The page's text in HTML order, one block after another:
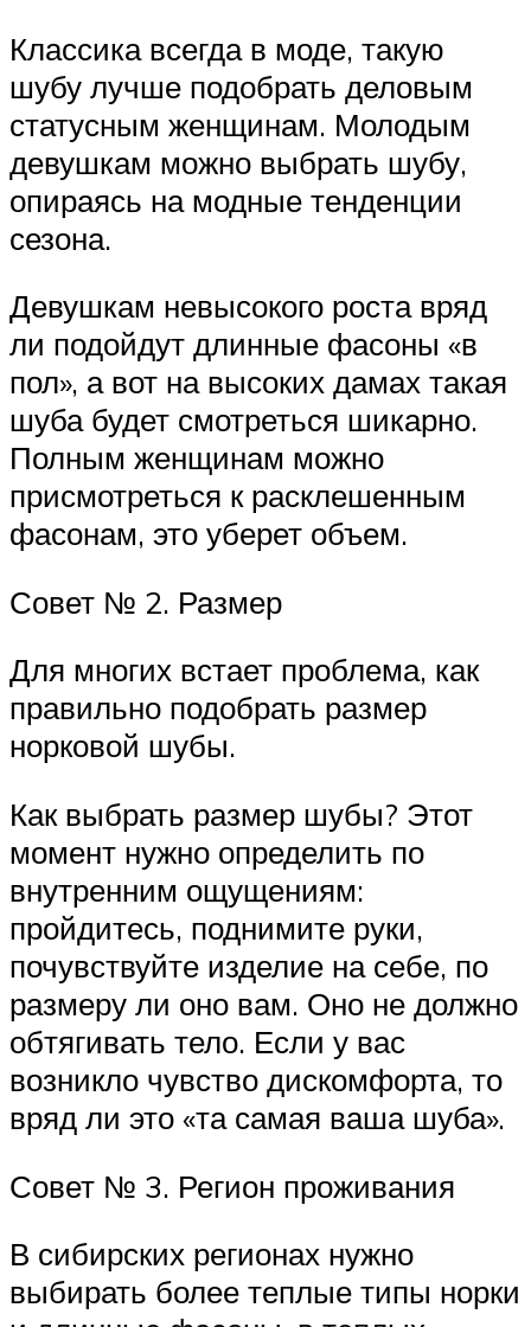
Классика всегда в моде, такую
шубу лучше подобрать деловым
статусным женщинам. Молодым
девушкам можно выбрать шубу,
опираясь на модные тенденции
сезона.
Девушкам невысокого роста вряд
ли подойдут длинные фасоны «в
пол», а вот на высоких дамах такая
шуба будет смотреться шикарно.
Полным женщинам можно
присмотреться к расклешенным
фасонам, это уберет объем.
Совет № 2. Размер
Для многих встает проблема, как
правильно подобрать размер
норковой шубы.
Как выбрать размер шубы? Этот
момент нужно определить по
внутренним ощущениям:
пройдитесь, поднимите руки,
почувствуйте изделие на себе, по
размеру ли оно вам. Оно не должно
обтягивать тело. Если у вас
возникло чувство дискомфорта, то
вряд ли это «та самая ваша шуба».
Совет № 3. Регион проживания
В сибирских регионах нужно
выбирать более теплые типы норки